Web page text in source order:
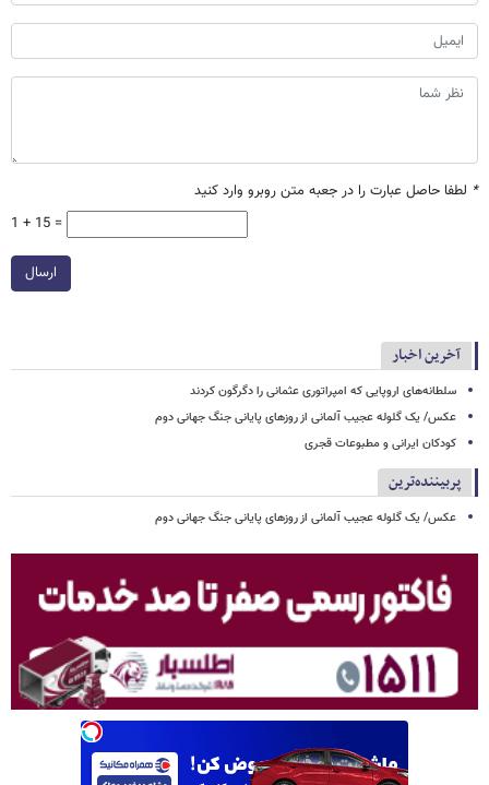
* لطفا حاصل عبارت را در جعبه متن روبرو وارد کنید
1 + 15 =
ارسال
آخرین اخبار
سلطانه‌های اروپایی که امپراتوری عثمانی را دگرگون کردند
عکس/ یک گلوله عجیب آلمانی از روزهای پایانی جنگ جهانی دوم
کودکان ایرانی و مطبوعات قجری
پربیننده‌ترین
عکس/ یک گلوله عجیب آلمانی از روزهای پایانی جنگ جهانی دوم